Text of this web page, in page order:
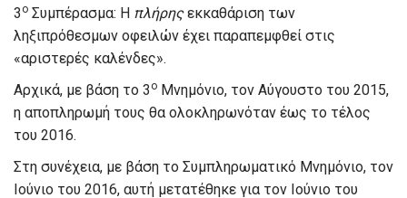
3 ο Συμπέρασμα: Η πλήρηςεκκαθάριση των
ληξιπρόθεσμων οφειλών έχει παραπεμφθεί στις
«αριστερές καλένδες».
Αρχικά, με βάση το 3 ο Μνημόνιο, τον Αύγουστο του 2015,
η αποπληρωμή τους θα ολοκληρωνόταν έως το τέλος
του 2016.
Στη συνέχεια, με βάση το Συμπληρωματικό Μνημόνιο, τον
Ιούνιο του 2016, αυτή μετατέθηκε για τον Ιούνιο του